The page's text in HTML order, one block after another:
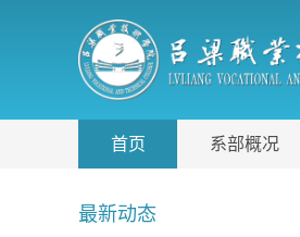
首页 系部概况
最新动态